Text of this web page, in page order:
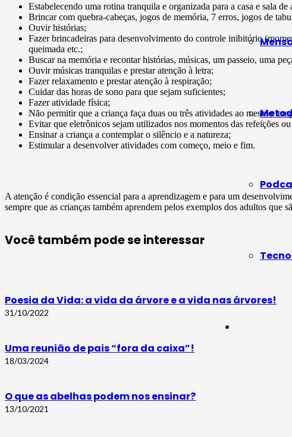
Estabelecendo uma rotina tranquila e organizada para a casa e sala de
Brincar com quebra-cabeças, jogos de memória, 7 erros, jogos de
Ouvir histórias;
Fazer brincadeiras para desenvolvimento do controle inibitório
queimada etc.;
Buscar na memória e recontar histórias, músicas, um passeio, uma
Ouvir músicas tranquilas e prestar atenção à letra;
Fazer relaxamento e prestar atenção à respiração;
Cuidar das horas de sono para que sejam suficientes;
Fazer atividade física;
Não permitir que a criança faça duas ou três atividades ao mesmo
Evitar que eletrônicos sejam utilizados nos momentos das refeições
Ensinar a criança a contemplar o silêncio e a natureza;
Estimular a desenvolver atividades com começo, meio e fim.
A atenção é condição essencial para a aprendizagem e para um
sempre que as crianças também aprendem pelos exemplos dos adultos que
Você também pode se interessar
Poesia da Vida: a vida da árvore e a vida nas árvores!
31/10/2022
Uma reunião de pais “fora da caixa”!
18/03/2024
O que as abelhas podem nos ensinar?
13/10/2021